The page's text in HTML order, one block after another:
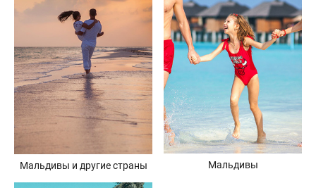
Мальдивы и другие страны Мальдивы